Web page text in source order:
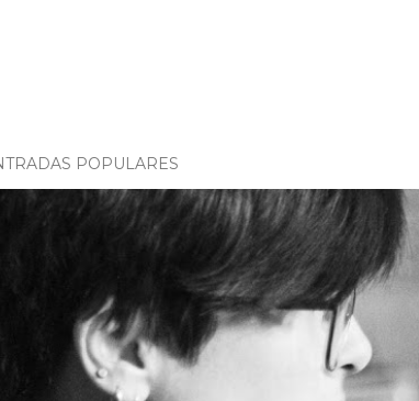
POPULARES